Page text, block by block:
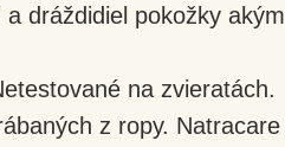
dráždidiel pokožky
na zvieratách.
z ropy.